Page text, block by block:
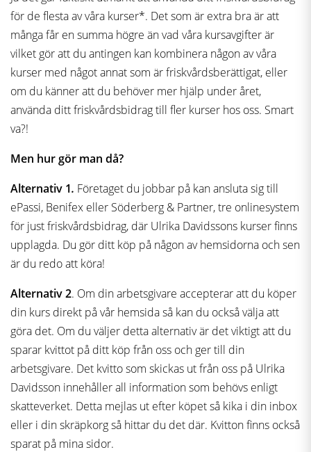
för de flesta av våra kurser*. Det som är extra bra är att
många får en summa högre än vad våra kursavgifter är
vilket gör att du antingen kan kombinera någon av våra
kurser med något annat som är friskvårdsberättigat, eller
om du känner att du behöver mer hjälp under året,
använda ditt friskvårdsbidrag till fler kurser hos oss. Smart
va?!
Men hur gör man då?
Alternativ 1. Företaget du jobbar på kan ansluta sig till
ePassi, Benifex eller Söderberg & Partner, tre onlinesystem
för just friskvårdsbidrag, där Ulrika Davidssons kurser finns
upplagda. Du gör ditt köp på någon av hemsidorna och sen
är du redo att köra!
Alternativ 2. Om din arbetsgivare accepterar att du köper
din kurs direkt på vår hemsida så kan du också välja att
göra det. Om du väljer detta alternativ är det viktigt att du
sparar kvittot på ditt köp från oss och ger till din
arbetsgivare. Det kvitto som skickas ut från oss på Ulrika
Davidsson innehåller all information som behövs enligt
skatteverket. Detta mejlas ut efter köpet så kika i din inbox
eller i din skräpkorg så hittar du det där. Kvitton finns också
sparat på mina sidor.